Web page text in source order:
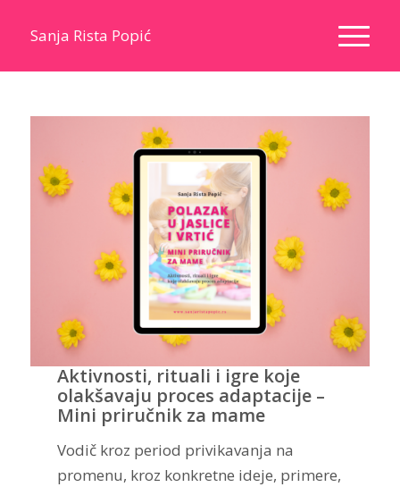
Sanja Rista Popić
Aktivnosti, rituali i igre koje
olakšavaju proces adaptacije –
Mini priručnik za mame
Vodič kroz period privikavanja na
promenu, kroz konkretne ideje, primere,